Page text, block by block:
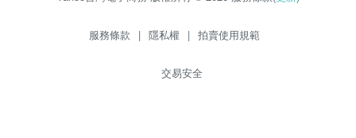
服務條款 | 隱私權 | 拍賣使用規範
交易安全